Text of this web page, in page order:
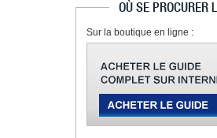
OÙ SE PROCURER
Sur la boutique en ligne :